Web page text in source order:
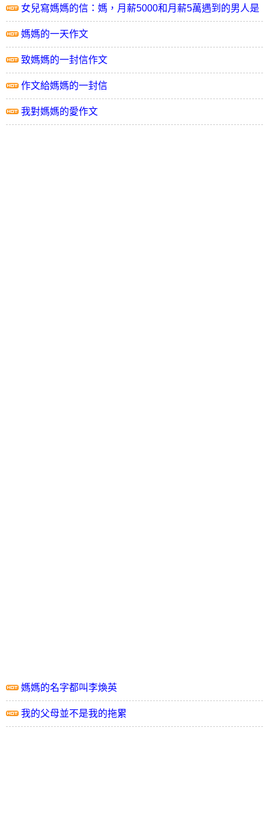
理
女兒寫媽媽的信：媽，月薪5000和月薪5萬遇到的男人是
不一樣的
媽媽的一天作文
致媽媽的一封信作文
作文給媽媽的一封信
我對媽媽的愛作文
媽媽的名字都叫李煥英
我的父母並不是我的拖累